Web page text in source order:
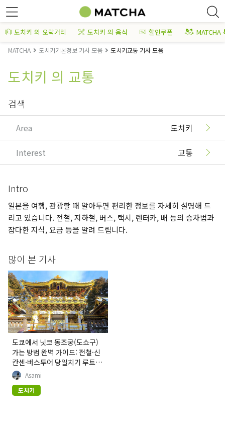
도치키 의 오락거리 도치키 의 음식 할인쿠폰 MATCHA
MATCHA 도치키기본정보 기사 모음 도치키교통 기사 모음
도치키 의 교통
검색
Area 도치키
Interest 교통
Intro
일본을 여행, 관광할 때 알아두면 편리한 정보를 자세히 설명해 드
리고 있습니다. 전철, 지하철, 버스, 택시, 렌터카, 배 등의 승차법과
잡다한 지식, 요금 등을 알려 드립니다.
많이 본 기사
도쿄에서 닛코 동조궁(도쇼구)
가는 방법 완벽 가이드: 전철·신
칸센·버스투어 당일치기 루트
및 주변 명소 총정리
Asami
도치키